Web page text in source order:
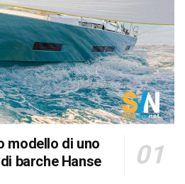
modello di uno
barche Hanse